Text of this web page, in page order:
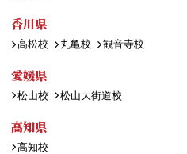
香川県
高松校 丸亀校 観音寺校
愛媛県
松山校 松山大街道校
高知県
高知校